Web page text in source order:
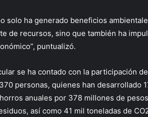
solo ha generado beneficios
de recursos, sino que también ha
puntualizó.
se ha contado con la participación
personas, quienes han desarrollado
anuales por 378 millones de
así como 41 mil toneladas de